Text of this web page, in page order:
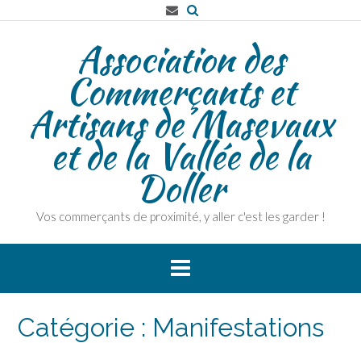
to
Association des
Commerçants et
Artisans de Masevaux
et de la Vallée de la
Doller
Vos commerçants de proximité, y aller c'est les garder !
Catégorie : Manifestations